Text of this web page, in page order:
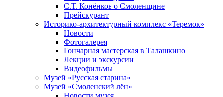
С.Т. Конёнков о Смоленщине
Прейскурант
Историко-архитектурный комплекс «Теремок»
Новости
Фотогалерея
Гончарная мастерская в Талашкино
Лекции и экскурсии
Видеофильмы
Музей «Русская старина»
Музей «Смоленский лён»
Новости музея